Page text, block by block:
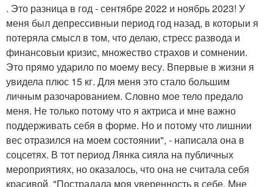
. Это разница в год - сентябре 2022 и ноябрь 2023! У
меня был депрессивныи период год назад, в которыи я
потеряла смысл в том, что делаю, стресс развода и
финансовыи кризис, множество страхов и сомнении.
Это прямо ударило по моему весу. Впервые в жизни я
увидела плюс 15 кг. Для меня это стало большим
личным разочарованием. Словно мое тело предало
меня. Не только потому что я актриса и мне важно
поддерживать себя в форме. Но и потому что лишнии
вес отразился на моем состоянии", - написала она в
соцсетях. В тот период Лянка сияла на публичных
мероприятиях, но оказалось, что она не считала себя
красивой. "Пострадала моя уверенность в себе. Мне